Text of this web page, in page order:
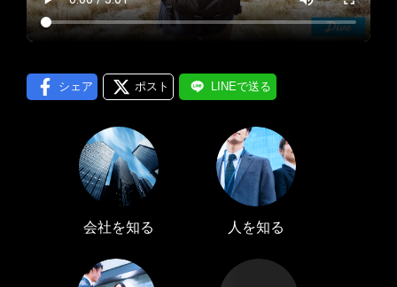
シェア ポスト LINEで送る
会社を知る 人を知る